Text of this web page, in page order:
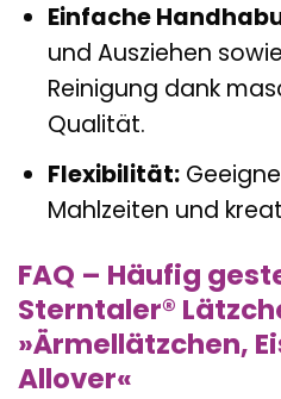
Einfache
und Ausziehen
Reinigung dank
Qualität.
Flexibilität:
Mahlzeiten und
FAQ – Häufig
Sterntaler®
»Ärmellätzchen,
Allover«